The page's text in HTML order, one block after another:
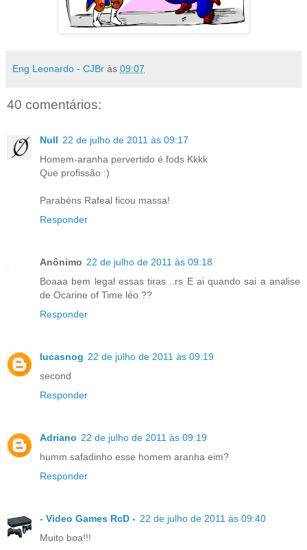
Eng Leonardo - CJBr às 09:07
40 comentários:
Null 22 de julho de 2011 às 09:17
Homem-aranha pervertido é fods Kkkk
Que profissão :)
Parabéns Rafeal ficou massa!
Responder
Anônimo 22 de julho de 2011 às 09:18
Boaaa bem legal essas tiras ..rs E ai quando sai a analise
de Ocarine of Time léo ??
Responder
lucasnog 22 de julho de 2011 às 09:19
second
Responder
Adriano 22 de julho de 2011 às 09:19
humm safadinho esse homem aranha eim?
Responder
- Video Games RcD - 22 de julho de 2011 às 09:40
Muito boa!!!